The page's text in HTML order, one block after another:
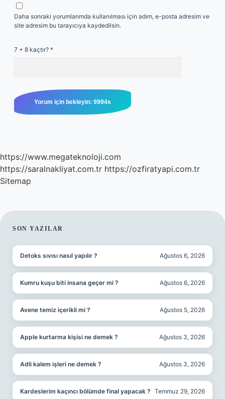
Daha sonraki yorumlarımda kullanılması için adım, e-posta adresim ve
site adresim bu tarayıcıya kaydedilsin.
7 + 8 kaçtır? *
https://www.megateknoloji.com
https://saralnakliyat.com.tr https://ozfiratyapi.com.tr
Sitemap
SIDEBAR
SON YAZILAR
Detoks sıvısı nasıl yapılır ? Ağustos 6, 2026
Kumru kuşu biti insana geçer mi ? Ağustos 6, 2026
Avene temiz içerikli mi ? Ağustos 5, 2026
Apple kurtarma kişisi ne demek ? Ağustos 3, 2026
Adli kalem işleri ne demek ? Ağustos 3, 2026
Kardeslerim kaçıncı bölümde final yapacak ? Temmuz 29, 2026